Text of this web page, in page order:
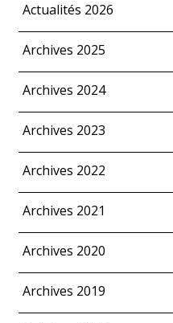
Actualités 2026
Archives 2025
Archives 2024
Archives 2023
Archives 2022
Archives 2021
Archives 2020
Archives 2019